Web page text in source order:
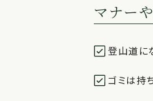
マナー
登山道に
ゴミは持